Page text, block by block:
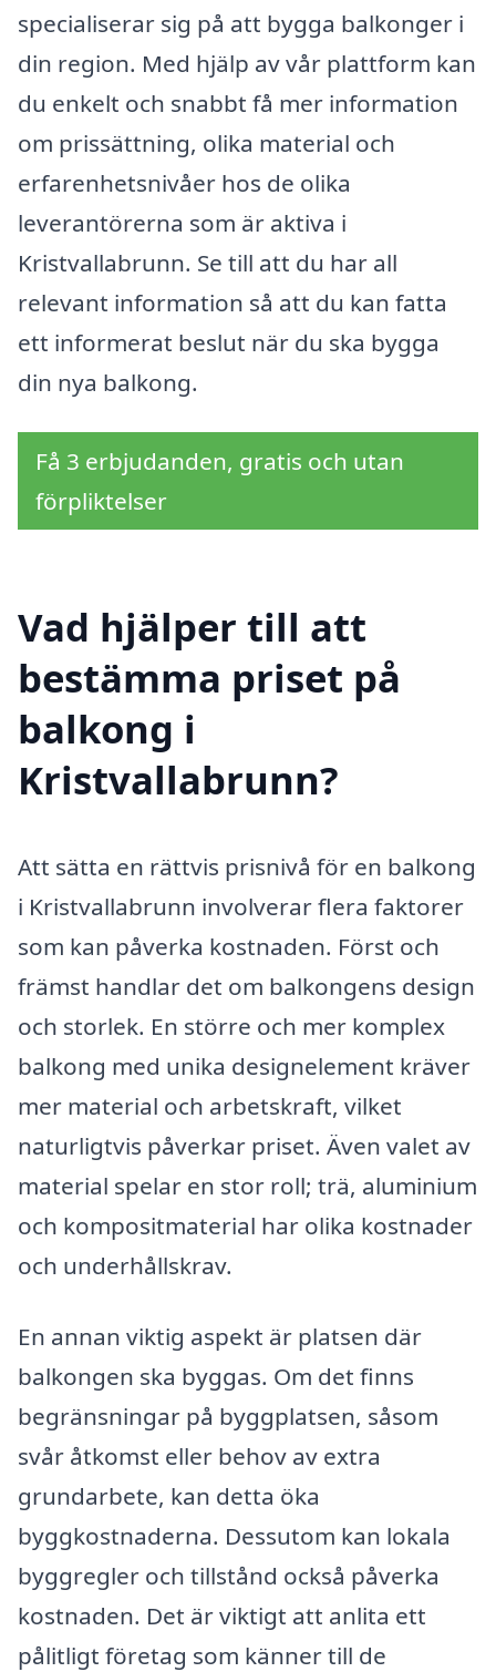
specialiserar sig på att bygga balkonger i
din region. Med hjälp av vår plattform kan
du enkelt och snabbt få mer information
om prissättning, olika material och
erfarenhetsnivåer hos de olika
leverantörerna som är aktiva i
Kristvallabrunn. Se till att du har all
relevant information så att du kan fatta
ett informerat beslut när du ska bygga
din nya balkong.
Få 3 erbjudanden, gratis och utan
förpliktelser
Vad hjälper till att
bestämma priset på
balkong i
Kristvallabrunn?
Att sätta en rättvis prisnivå för en balkong
i Kristvallabrunn involverar flera faktorer
som kan påverka kostnaden. Först och
främst handlar det om balkongens design
och storlek. En större och mer komplex
balkong med unika designelement kräver
mer material och arbetskraft, vilket
naturligtvis påverkar priset. Även valet av
material spelar en stor roll; trä, aluminium
och kompositmaterial har olika kostnader
och underhållskrav.
En annan viktig aspekt är platsen där
balkongen ska byggas. Om det finns
begränsningar på byggplatsen, såsom
svår åtkomst eller behov av extra
grundarbete, kan detta öka
byggkostnaderna. Dessutom kan lokala
byggregler och tillstånd också påverka
kostnaden. Det är viktigt att anlita ett
pålitligt företag som känner till de